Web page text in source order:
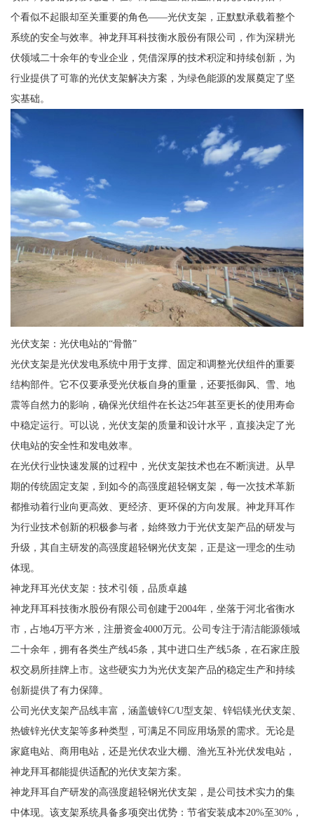
个看似不起眼却至关重要的角色——光伏支架，正默默承载着整个
系统的安全与效率。神龙拜耳科技衡水股份有限公司，作为深耕光
伏领域二十余年的专业企业，凭借深厚的技术积淀和持续创新，为
行业提供了可靠的光伏支架解决方案，为绿色能源的发展奠定了坚
实基础。
光伏支架：光伏电站的“骨骼”
光伏支架是光伏发电系统中用于支撑、固定和调整光伏组件的重要
结构部件。它不仅要承受光伏板自身的重量，还要抵御风、雪、地
震等自然力的影响，确保光伏组件在长达25年甚至更长的使用寿命
中稳定运行。可以说，光伏支架的质量和设计水平，直接决定了光
伏电站的安全性和发电效率。
在光伏行业快速发展的过程中，光伏支架技术也在不断演进。从早
期的传统固定支架，到如今的高强度超轻钢支架，每一次技术革新
都推动着行业向更高效、更经济、更环保的方向发展。神龙拜耳作
为行业技术创新的积极参与者，始终致力于光伏支架产品的研发与
升级，其自主研发的高强度超轻钢光伏支架，正是这一理念的生动
体现。
神龙拜耳光伏支架：技术引领，品质卓越
神龙拜耳科技衡水股份有限公司创建于2004年，坐落于河北省衡水
市，占地4万平方米，注册资金4000万元。公司专注于清洁能源领域
二十余年，拥有各类生产线45条，其中进口生产线5条，在石家庄股
权交易所挂牌上市。这些硬实力为光伏支架产品的稳定生产和持续
创新提供了有力保障。
公司光伏支架产品线丰富，涵盖镀锌C/U型支架、锌铝镁光伏支架、
热镀锌光伏支架等多种类型，可满足不同应用场景的需求。无论是
家庭电站、商用电站，还是光伏农业大棚、渔光互补光伏发电站，
神龙拜耳都能提供适配的光伏支架方案。
神龙拜耳自产研发的高强度超轻钢光伏支架，是公司技术实力的集
中体现。该支架系统具备多项突出优势：节省安装成本20%至30%，